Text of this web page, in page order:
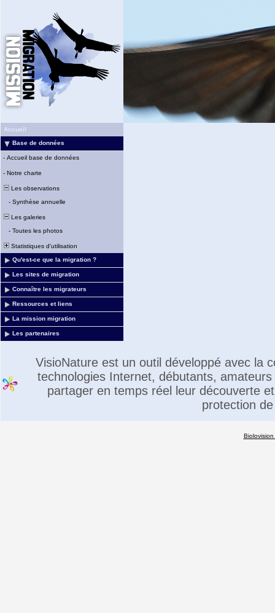
Accueil
Base de données
- Accueil base de données
- Notre charte
Les observations
- Synthèse annuelle
Les galeries
- Toutes les photos
Statistiques d'utilisation
Qu'est-ce que la migration ?
Les sites de migration
Connaître les migrateurs
Ressources et liens
La mission migration
Les partenaires
VisioNature est un outil développé avec la
technologies Internet, débutants,
partager en temps réel leur découverte
protection
Biolovision